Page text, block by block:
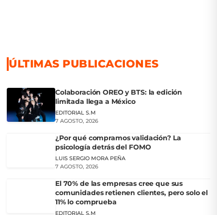
ÚLTIMAS PUBLICACIONES
Colaboración OREO y BTS: la edición
limitada llega a México
EDITORIAL S.M
7 AGOSTO, 2026
¿Por qué compramos validación? La
psicología detrás del FOMO
LUIS SERGIO MORA PEÑA
7 AGOSTO, 2026
El 70% de las empresas cree que sus
comunidades retienen clientes, pero solo el
11% lo comprueba
EDITORIAL S.M